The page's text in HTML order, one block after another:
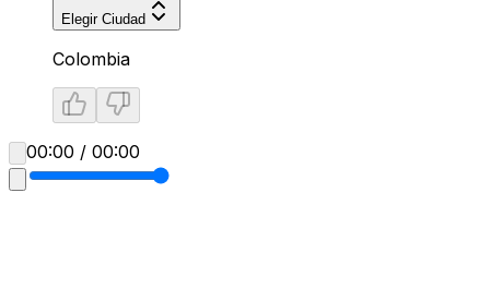
Elegir Ciudad
Colombia
00:00 / 00:00